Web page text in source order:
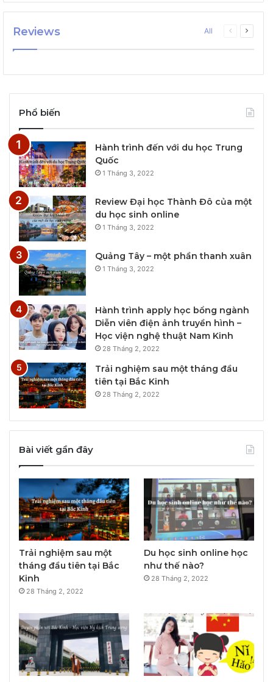
Reviews All
Previous
Next
Phổ biến
Hành trình đến với du học Trung
Quốc
1 Tháng 3, 2022
Review Đại học Thành Đô của một
du học sinh online
1 Tháng 3, 2022
Quảng Tây – một phần thanh xuân
1 Tháng 3, 2022
Hành trình apply học bổng ngành
Diễn viên điện ảnh truyền hình –
Học viện nghệ thuật Nam Kinh
28 Tháng 2, 2022
Trải nghiệm sau một tháng đầu
tiên tại Bắc Kinh
28 Tháng 2, 2022
Bài viết gần đây
Trải nghiệm sau một
tháng đầu tiên tại Bắc
Kinh
28 Tháng 2, 2022
Du học sinh online học
như thế nào?
28 Tháng 2, 2022